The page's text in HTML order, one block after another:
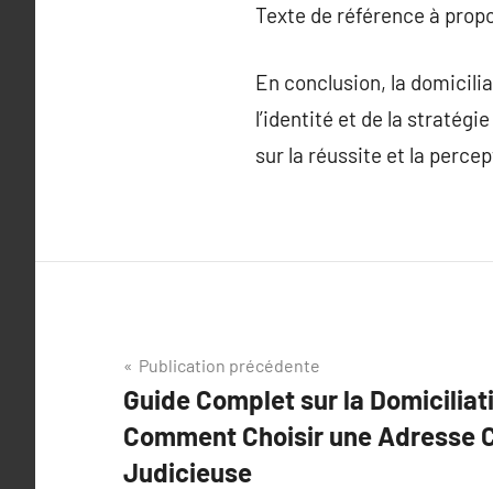
Texte de référence à
En conclusion, la
l’identité et de la
sur la réussite et la
Navigation
de
l’article
Publication précédente
Guide Complet sur la
Comment Choisir une Adresse
Judicieuse